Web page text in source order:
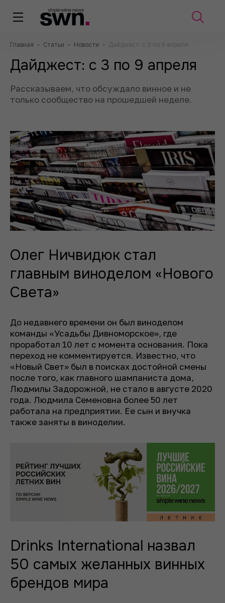
Главная – Статьи – Новости – Дайджест: с 3 по 9 апреля
Дайджест: с 3 по 9 апреля
Рассказываем, что обсуждало винное и не
только сообщество на прошедшей неделе.
Олег Ничвидюк стал
главным виноделом «Нового
Света»
До недавнего времени он был виноделом
команды «Усадьбы Дивноморское», где
проработал 10 лет с момента основания. Пока
переход не комментируется. Известно, что
«Новый Свет» был в поисках достойной смены
после того, как главного шампаниста дома,
Людмилы Задорожной, не стало в августе 2020
года. Людмила Семеновна более 50 лет
работала на предприятии. Ее сын и внучка
также заняты в виноделии.
Drinks International назвал
50 самых желанных винных
брендов мира